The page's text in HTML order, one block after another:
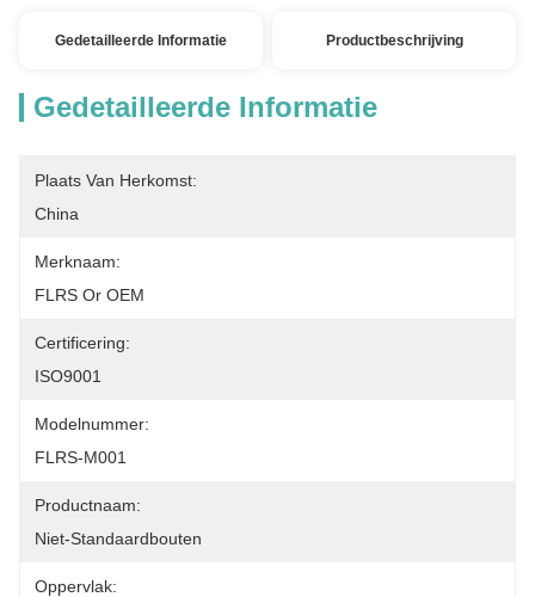
Gedetailleerde Informatie Productbeschrijving
Gedetailleerde Informatie
Plaats Van Herkomst:
China
Merknaam:
FLRS Or OEM
Certificering:
ISO9001
Modelnummer:
FLRS-M001
Productnaam:
Niet-Standaardbouten
Oppervlak: